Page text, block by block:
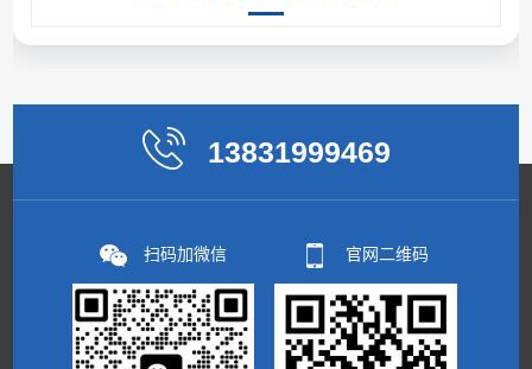
13831999469
扫码加微信 官网二维码